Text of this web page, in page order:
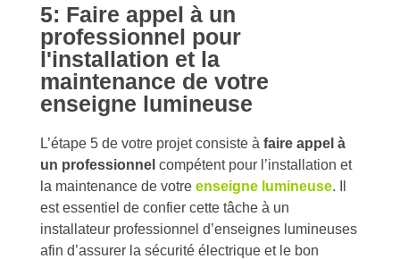
5: Faire appel à un
professionnel pour
l'installation et la
maintenance de votre
enseigne lumineuse
L’étape 5 de votre projet consiste à faire appel à
un professionnel compétent pour l’installation et
la maintenance de votre enseigne lumineuse. Il
est essentiel de confier cette tâche à un
installateur professionnel d’enseignes lumineuses
afin d’assurer la sécurité électrique et le bon